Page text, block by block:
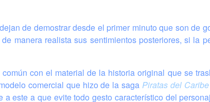
de demostrar desde el primer minuto que son de
manera realista sus sentimientos posteriores, si la
con el material de la historia original que se
comercial que hizo de la saga Piratas del Caribe
a este a que evite todo gesto característico del